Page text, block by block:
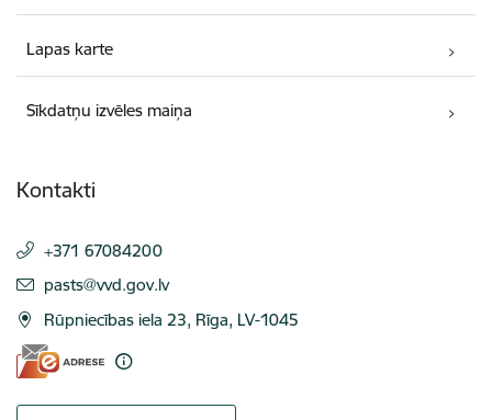
Lapas karte
Sīkdatņu izvēles maiņa
Kontakti
+371 67084200
E-pasts:
pasts@vvd.gov.lv
Rūpniecības iela 23, Rīga, LV-1045